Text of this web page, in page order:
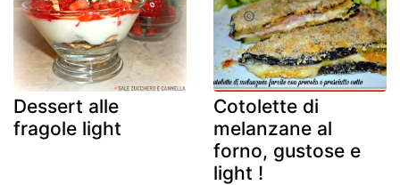
Dessert alle
fragole light
Cotolette di
melanzane al
forno, gustose e
light !